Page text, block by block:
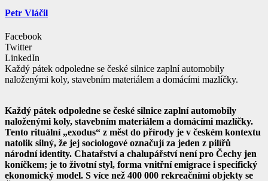
Petr Vláčil
Facebook
Twitter
LinkedIn
Každý pátek odpoledne se české silnice zaplní automobily
naloženými koly, stavebním materiálem a domácími mazlíčky.
Každý pátek odpoledne se české silnice zaplní automobily
naloženými koly, stavebním materiálem a domácími mazlíčky.
Tento rituální „exodus“ z měst do přírody je v českém kontextu
natolik silný, že jej sociologové označují za jeden z pilířů
národní identity. Chatařství a chalupářství není pro Čechy jen
koníčkem; je to životní styl, forma vnitřní emigrace i specifický
ekonomický model. S více než 400 000 rekreačními objekty se